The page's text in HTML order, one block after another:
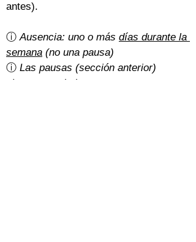
antes).
ⓘ Ausencia: uno o más días durante la
semana (no una pausa)
ⓘ Las pausas (sección anterior)
siempre se deducen o posponen